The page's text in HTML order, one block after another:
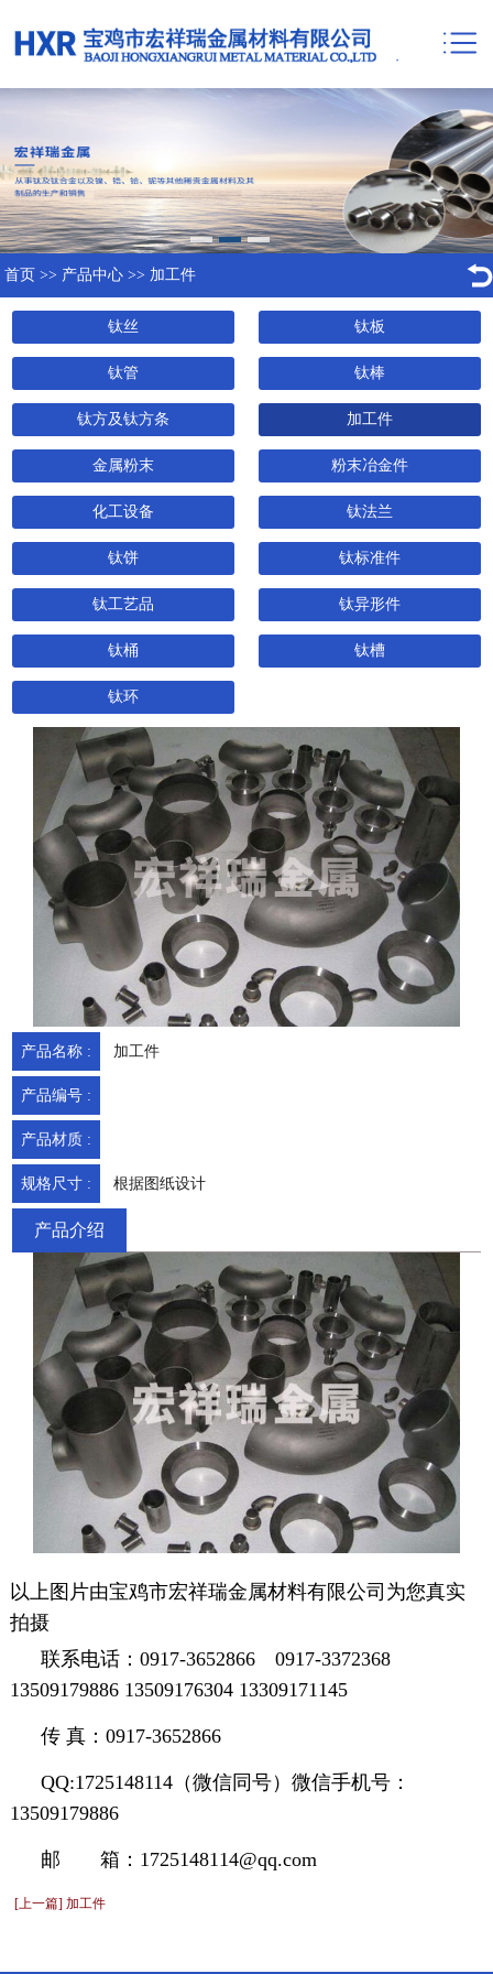
首页 >> 产品中心 >> 加工件
钛丝 钛板
钛管 钛棒
钛方及钛方条 加工件
金属粉末 粉末冶金件
化工设备 钛法兰
钛饼 钛标准件
钛工艺品 钛异形件
钛桶 钛槽
钛环
产品名称 : 加工件
产品编号 :
产品材质 :
规格尺寸 : 根据图纸设计
产品介绍
以上图片由宝鸡市宏祥瑞金属材料有限公司为您真实
拍摄
联系电话： 0917-3652866 0917-3372368
13509179886 13509176304 13309171145
传真： 0917-3652866
QQ:1725148114（微信同号）微信手机号：
13509179886
邮 箱： 1725148114@qq.com
[上一篇] 加工件